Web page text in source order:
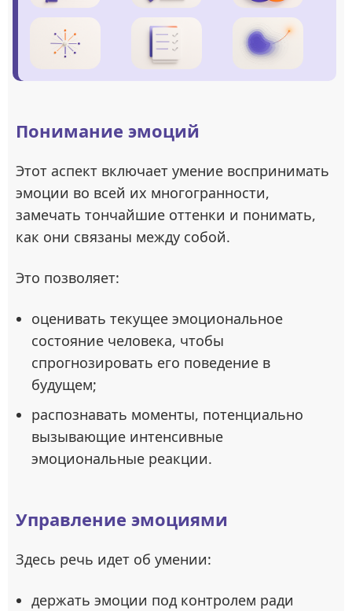
Понимание эмоций
Этот аспект включает умение воспринимать
эмоции во всей их многогранности,
замечать тончайшие оттенки и понимать,
как они связаны между собой.
Это позволяет:
оценивать текущее эмоциональное
состояние человека, чтобы
спрогнозировать его поведение в
будущем;
распознавать моменты, потенциально
вызывающие интенсивные
эмоциональные реакции.
Управление эмоциями
Здесь речь идет об умении:
держать эмоции под контролем ради